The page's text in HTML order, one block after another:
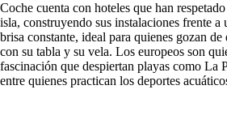
Coche cuenta con hoteles que han
isla, construyendo sus instalaciones frente a
brisa constante, ideal para quienes gozan de
con su tabla y su vela. Los europeos son
fascinación que despiertan playas como La
entre quienes practican los deportes